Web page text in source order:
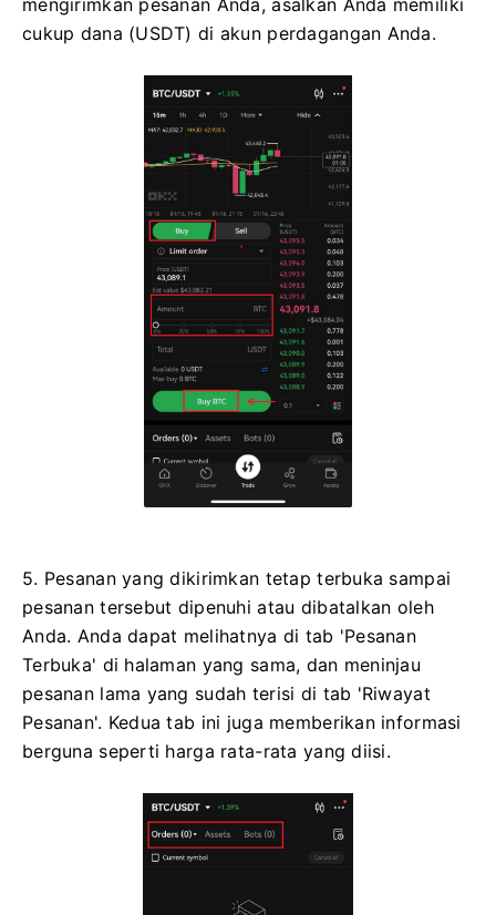
mengirimkan pesanan Anda, asalkan Anda memiliki
cukup dana (USDT) di akun perdagangan Anda.
5. Pesanan yang dikirimkan tetap terbuka sampai
pesanan tersebut dipenuhi atau dibatalkan oleh
Anda. Anda dapat melihatnya di tab 'Pesanan
Terbuka' di halaman yang sama, dan meninjau
pesanan lama yang sudah terisi di tab 'Riwayat
Pesanan'. Kedua tab ini juga memberikan informasi
berguna seperti harga rata-rata yang diisi.